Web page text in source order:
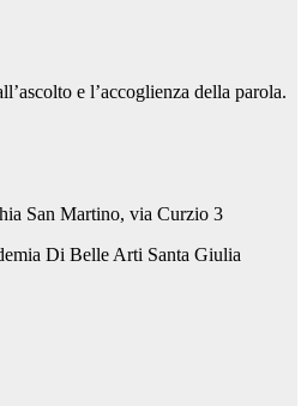
e l’accoglienza della parola.
San Martino, via Curzio 3
Di Belle Arti Santa Giulia